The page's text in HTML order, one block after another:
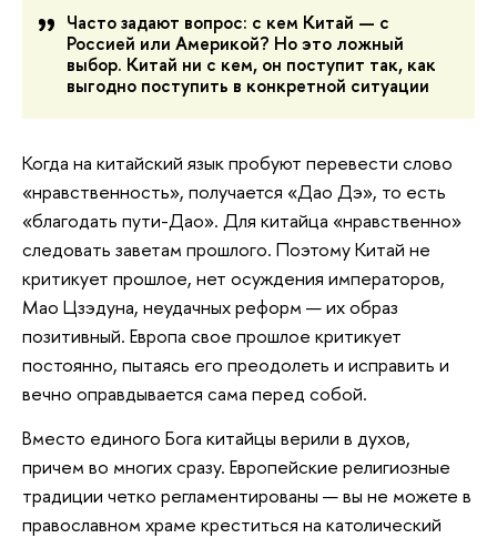
Часто задают вопрос: с кем Китай — с
Россией или Америкой? Но это ложный
выбор. Китай ни с кем, он поступит так, как
выгодно поступить в конкретной ситуации
Когда на китайский язык пробуют перевести слово
«нравственность», получается «Дао Дэ», то есть
«благодать пути-Дао». Для китайца «нравственно»
следовать заветам прошлого. Поэтому Китай не
критикует прошлое, нет осуждения императоров,
Мао Цзэдуна, неудачных реформ — их образ
позитивный. Европа свое прошлое критикует
постоянно, пытаясь его преодолеть и исправить и
вечно оправдывается сама перед собой.
Вместо единого Бога китайцы верили в духов,
причем во многих сразу. Европейские религиозные
традиции четко регламентированы — вы не можете в
православном храме креститься на католический